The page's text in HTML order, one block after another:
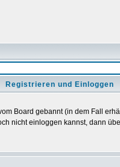
Registrieren und Einloggen
Board gebannt (in dem Fall
nicht einloggen kannst, dann